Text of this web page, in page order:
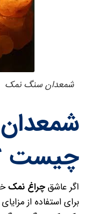
شمعدان سنگ نمک
چیست
اگر عاشقچراغ نمک
برای استفاده از